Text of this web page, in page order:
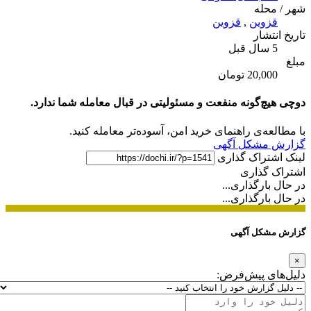
شهر / محله
قزوین, قزوین
تاریخ انتشار
5 سال قبل
مبلغ
20,000 تومان
دوچی هیچ‌گونه منفعت و مسئولیتی در قبال معامله شما ندارد.
با مطالعه‌ی راهنمای خرید امن، آسوده‌تر معامله کنید.
گزارش مشکل آگهی
لینک اشتراک گذاری
اشتراک گذاری
در حال بارگذاری...
در حال بارگذاری...
گزارش مشکل آگهی
×
دلیل‌های پیش‌فرض: